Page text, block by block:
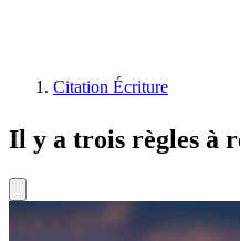
Citation Écriture
Il y a trois règles à